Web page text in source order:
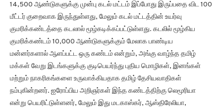
14,500 ஆண்டுகளுக்கு முன்பு கடல் மட்டம் இப்போது இருப்பதை விட 100
மீட்டர் குறைவாக இருந்துள்ளது, மேலும் கடல் மட்டத்தின் உயர்வு
குமரிக்கண்டத்தை கடலால் மூழ்கடிக்கப்பட்டுள்ளது. கடலில் மூழ்கிய
குமரிக்கண்டம் 10,000 ஆண்டுகளுக்கும் மேலாக பாண்டிய
மன்னர்களால் ஆளப்பட்ட ஒரு கண்டம் என்றும், அங்கு வாழ்ந்த தமிழ்
மக்கள் வேறு இடங்களுக்கு குடிபெயர்ந்து புதிய மொழிகள், இனங்கள்
மற்றும் நாகரிகங்களை உருவாக்கியதாக தமிழ் தேசியவாதிகள்
நம்புகின்றனர். ஐரோப்பிய அறிஞர்கள் இந்த கண்டத்திற்கு லெமூரியா
என்று பெயரிட்டுள்ளனர், மேலும் இது மடகாஸ்கர், ஆஸ்திரேலியா,